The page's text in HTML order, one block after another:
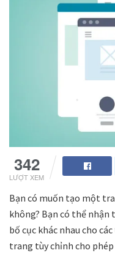
342
LƯỢT XEM
Bạn có muốn tạo một
không? Bạn có thể nhận
bố cục khác nhau cho
trang tùy chỉnh cho phép